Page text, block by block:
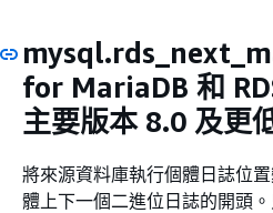
for MariaDB 和
主要版本 8.0 及更
將來源資料庫執行個體日誌位
體上下一個二進位日誌的開頭